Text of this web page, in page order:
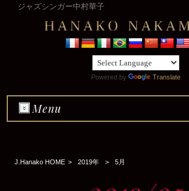
ジャズシンガー中村華子
Powered by Translate
Menu
J.Hanako HOME > 2019年 > 5月